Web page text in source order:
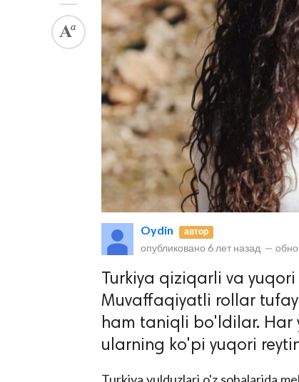
Oydin автор
опубликовано 6 лет назад —
Turkiya qiziqarli va
Muvaffaqiyatli rollar
ham taniqli bo'ldilar.
ularning ko'pi yuqori